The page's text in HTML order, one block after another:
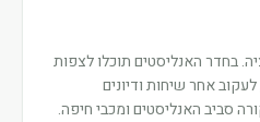
בחדר האנליסטים תוכלו לצפות
אחר שיחות ודיונים
סביב האנליסטים ומכבי חיפה.